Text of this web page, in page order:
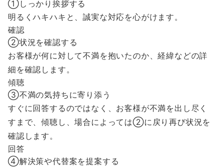
①しっかり挨拶する
明るくハキハキと、誠実な対応を心がけます。
確認
②状況を確認する
お客様が何に対して不満を抱いたのか、経緯などの詳
細を確認します。
傾聴
③不満の気持ちに寄り添う
すぐに回答するのではなく、お客様が不満を出し尽く
すまで、傾聴し、場合によっては②に戻り再び状況を
確認します。
回答
④解決策や代替案を提案する